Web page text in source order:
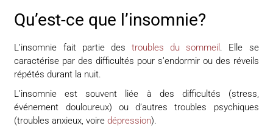
Qu’est-ce que l’insomnie?
L’insomnie fait partie des troubles du sommeil . Elle se
caractérise par des difficultés pour s’endormir ou des réveils
répétés durant la nuit.
L’insomnie est souvent liée à des difficultés (stress,
événement douloureux) ou d’autres troubles psychiques
(troubles anxieux, voiredépression).